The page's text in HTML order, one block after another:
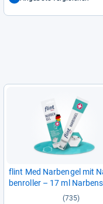
flint Med Nar­ben­gel mit
ben­rol­ler – 17 ml
für geschmei­di­gere und
(735)